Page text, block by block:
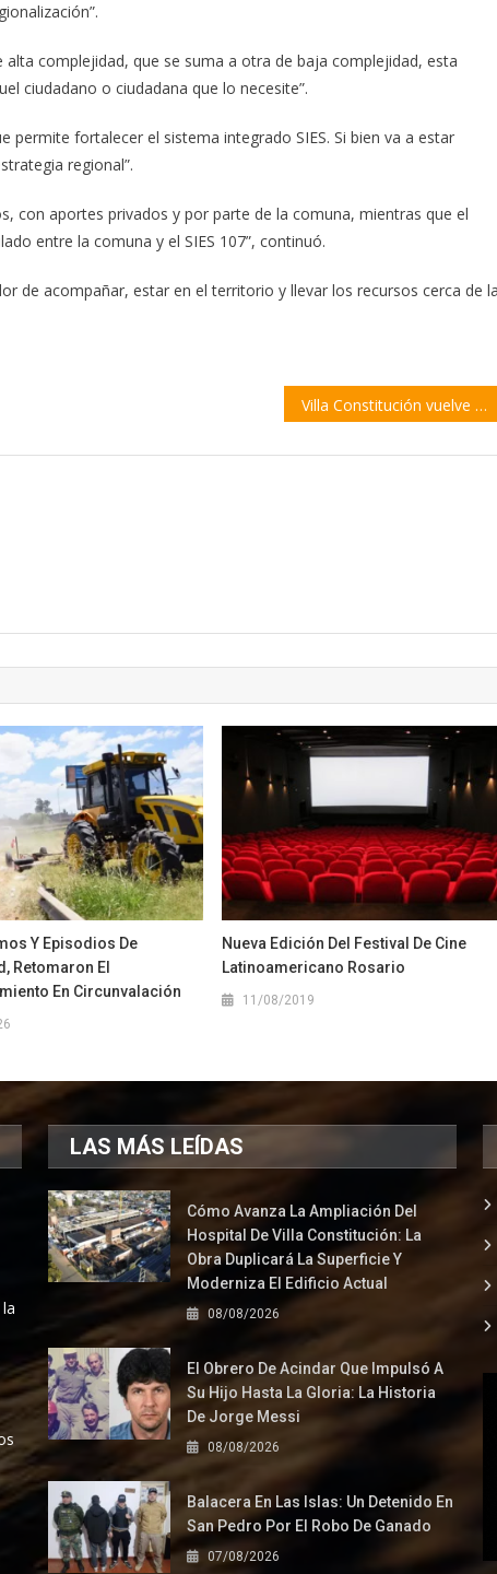
complejidad, que se suma a otra de baja complejidad, esta
ciudadano o ciudadana que lo necesite”.
permite fortalecer el sistema integrado SIES. Si bien va a estar
regional”.
con aportes privados y por parte de la comuna, mientras que el
entre la comuna y el SIES 107”, continuó.
de acompañar, estar en el territorio y llevar los recursos cerca de la
Villa Constitución vuelve a sumar más de 20 casos de Covid en un solo día
Y Episodios De
Retomaron El
En Circunvalación
Nueva Edición Del Festival De Cine
Latinoamericano Rosario
11/08/2019
LAS MÁS LEÍDAS
Cómo Avanza La Ampliación Del
Hospital De Villa Constitución: La
Obra Duplicará La Superficie Y
Moderniza El Edificio Actual
08/08/2026
El Obrero De Acindar Que Impulsó A
Su Hijo Hasta La Gloria: La Historia
De Jorge Messi
08/08/2026
Balacera En Las Islas: Un Detenido En
San Pedro Por El Robo De Ganado
07/08/2026